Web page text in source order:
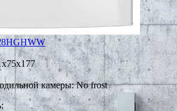
камеры: No frost